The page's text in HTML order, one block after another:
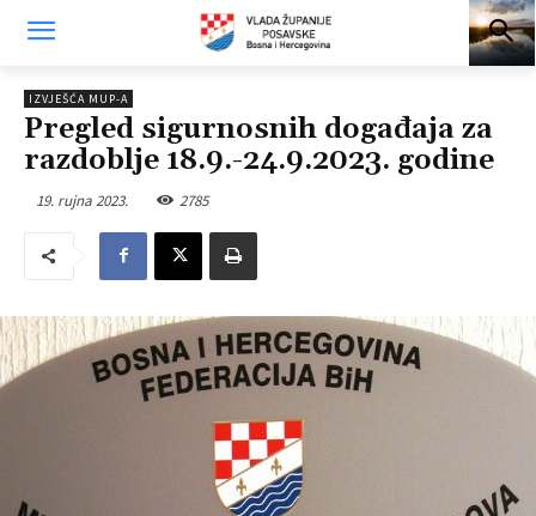
IZVJEŠĆA MUP-A
Pregled sigurnosnih događaja za
razdoblje 18.9.-24.9.2023. godine
19. rujna 2023. 2785